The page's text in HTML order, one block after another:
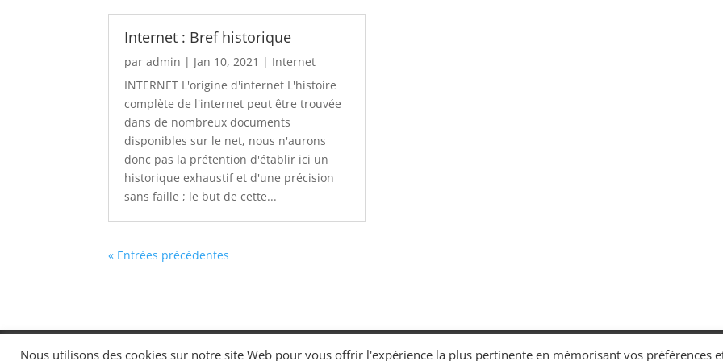
Internet : Bref historique
paradmin | Jan 10, 2021 | Internet
INTERNET L'origine d'internet L'histoire
complète de l'internet peut être trouvée
dans de nombreux documents
disponibles sur le net, nous n'aurons
donc pas la prétention d'établir ici un
historique exhaustif et d'une précision
sans faille ; le but de cette...
« Entrées précédentes
Contact Mentions légales Conditions de ventes
Nous utilisons des cookies sur notre site Web pour vous offrir l'expérience la plus pertinente en mémorisant vos préférences